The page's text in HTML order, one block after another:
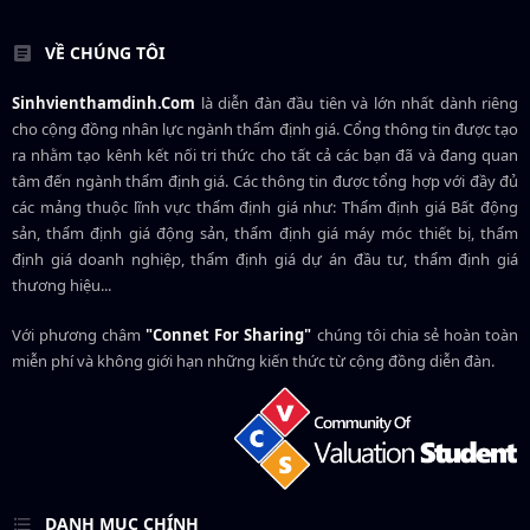
VỀ CHÚNG TÔI
Sinhvienthamdinh.Com là diễn đàn đầu tiên và lớn nhất dành riêng
cho cộng đồng nhân lực ngànhthẩm định giá. Cổng thông tin được tạo
ra nhằm tạo kênh kết nối tri thức cho tất cả các bạn đã và đang quan
tâm đến ngành thẩm định giá. Các thông tin được tổng hợp với đầy đủ
các mảng thuộc lĩnh vực thẩm định giá như: Thẩm định giá Bất động
sản, thẩm định giá động sản, thẩm định giá máy móc thiết bị, thẩm
định giá doanh nghiệp, thẩm định giá dự án đầu tư, thẩm định giá
thương hiệu...
Với phương châm"Connet For Sharing" chúng tôi chia sẻ hoàn toàn
miễn phí và không giới hạn những kiến thức từ cộng đồng diễn đàn.
DANH MỤC CHÍNH